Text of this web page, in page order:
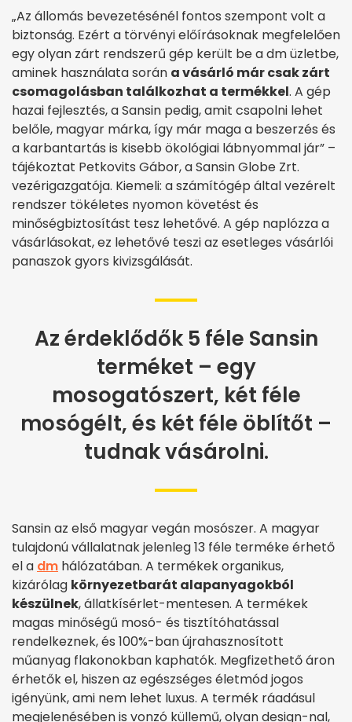
„Az állomás bevezetésénél fontos szempont volt a
biztonság. Ezért a törvényi előírásoknak megfelelően
egy olyan zárt rendszerű gép került be a dm üzletbe,
aminek használata során a vásárló már csak zárt
csomagolásban találkozhat a termékkel. A gép
hazai fejlesztés, a Sansin pedig, amit csapolni lehet
belőle, magyar márka, így már maga a beszerzés és
a karbantartás is kisebb ökológiai lábnyommal jár” –
tájékoztat Petkovits Gábor, a Sansin Globe Zrt.
vezérigazgatója. Kiemeli: a számítógép által vezérelt
rendszer tökéletes nyomon követést és
minőségbiztosítást tesz lehetővé. A gép naplózza a
vásárlásokat, ez lehetővé teszi az esetleges vásárlói
panaszok gyors kivizsgálását.
Az érdeklődők 5 féle Sansin
terméket – egy
mosogatószert, két féle
mosógélt, és két féle öblítőt –
tudnak vásárolni.
Sansin az első magyar vegán mosószer. A magyar
tulajdonú vállalatnak jelenleg 13 féle terméke érhető
el a dm hálózatában. A termékek organikus,
kizárólag környezetbarát alapanyagokból
készülnek, állatkísérlet-mentesen. A termékek
magas minőségű mosó- és tisztítóhatással
rendelkeznek, és 100%-ban újrahasznosított
műanyag flakonokban kaphatók. Megfizethető áron
érhetők el, hiszen az egészséges életmód jogos
igényünk, ami nem lehet luxus. A termék ráadásul
megjelenésében is vonzó küllemű, olyan design-nal,